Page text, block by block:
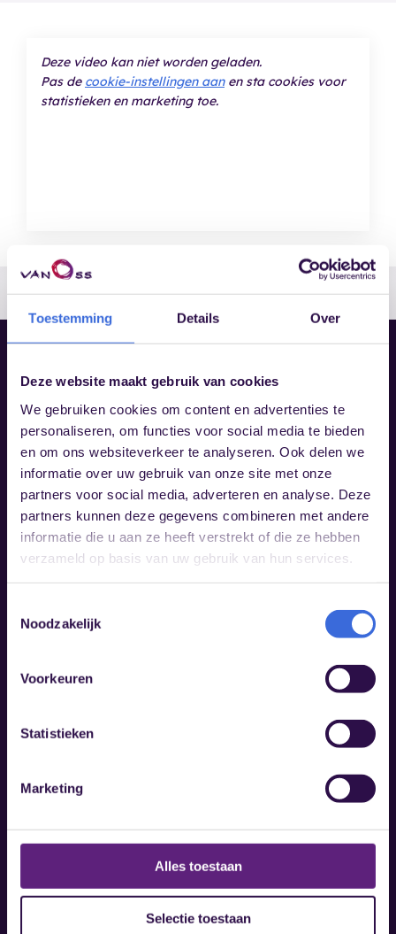
Toestemming Details Over
Deze website maakt gebruik van cookies
We gebruiken cookies om content en advertenties te
personaliseren, om functies voor social media te bieden
en om ons websiteverkeer te analyseren. Ook delen we
informatie over uw gebruik van onze site met onze
partners voor social media, adverteren en analyse. Deze
partners kunnen deze gegevens combineren met andere
informatie die u aan ze heeft verstrekt of die ze hebben
verzameld op basis van uw gebruik van hun services.
Noodzakelijk
Voorkeuren
Statistieken
Marketing
Alles toestaan
Selectie toestaan
Deze video kan niet worden geladen.
Pas de cookie-instellingen aanen sta cookies voor
statistieken en marketing toe.
Cursusaanbod
Opleiding vertrouwenspersoon
Nascholing vertrouwenspersoon
E-learning ‘Gewenst Gedrag’
Training leidinggevenden
Bekijk alles
Begeleider beschuldigde
Herstel-mediation
Praktisch